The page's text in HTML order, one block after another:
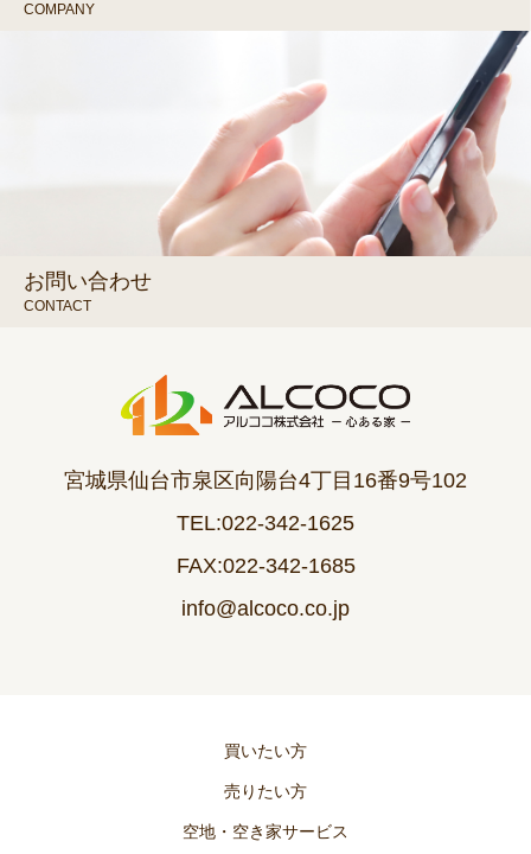
COMPANY
お問い合わせ
CONTACT
宮城県仙台市泉区向陽台4丁目16番9号102
TEL:022-342-1625
FAX:022-342-1685
info@alcoco.co.jp
買いたい方
売りたい方
空地・空き家サービス